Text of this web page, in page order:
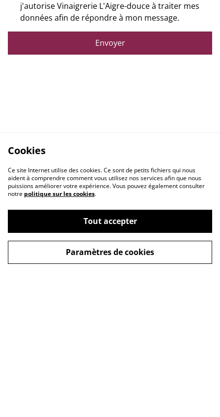
j'autorise Vinaigrerie L'Aigre-douce à traiter mes
données afin de répondre à mon message.
Envoyer
Cookies
Ce site Internet utilise des cookies. Ce sont de petits fichiers qui nous
aident à comprendre comment vous utilisez nos services afin que nous
puissions améliorer votre expérience. Vous pouvez également consulter
notre politique sur les cookies.
Tout accepter
Paramètres de cookies